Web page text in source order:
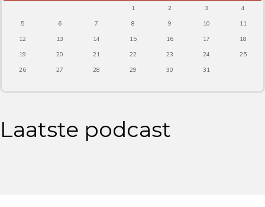
1
2 3
4
5
6 7 8 9 10
11
12
13 14 15 16 17
18
19
20 21 22 23 24
25
26
27 28 29 30 31
Laatste podcast